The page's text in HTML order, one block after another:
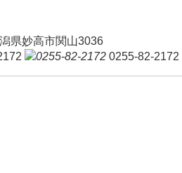
県妙高市関山3036
0255-82-2172